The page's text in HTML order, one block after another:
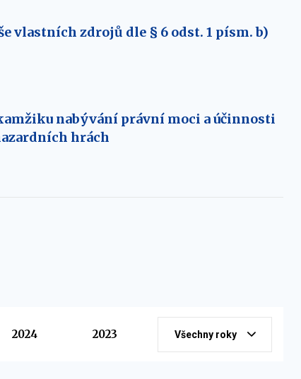
vlastních zdrojů dle § 6 odst. 1 písm. b)
nabývání právní moci a účinnosti
hrách
2024 2023 Všechny roky